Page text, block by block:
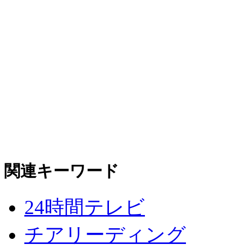
関連キーワード
24時間テレビ
チアリーディング